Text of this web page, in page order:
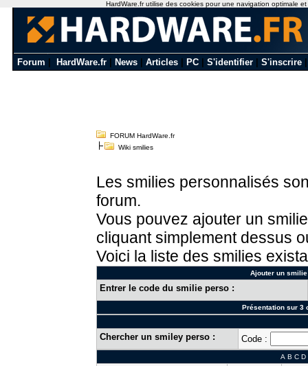
Forum HardWare.fr News Articles PC S'identifier S'inscrire
FORUM HardWare.fr
Wiki smilies
Les smilies personnalisés
forum.
Vous pouvez ajouter un
cliquant simplement dessus
Voici la liste des smilies
Ajouter un
Entrer le code du smilie perso :
Présentation sur 3
Chercher un smiley perso : Code :
A B C D
HardWare.fr utilise des cookies pour une navigation optimale